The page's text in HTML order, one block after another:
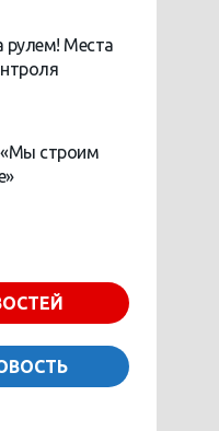
рулем! Места
строим